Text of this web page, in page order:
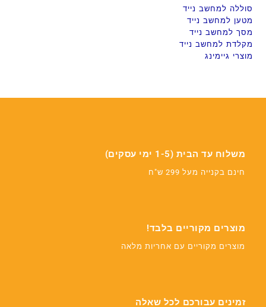
סוללה למחשב נייד
מטען למחשב נייד
מסך למחשב נייד
מקלדת למחשב נייד
מוצרי גיימינג
משלוח עד הבית (1-5 ימי עסקים)
חינם בקנייה מעל 299 ש"ח
מוצרים מקוריים בלבד!
מוצרים מקוריים עם אחריות מלאה
זמינים עבורכם לכל שאלה